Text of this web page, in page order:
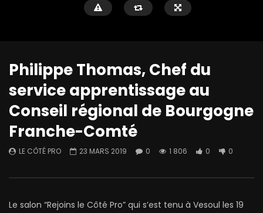
Philippe Thomas, Chef du
service apprentissage au
Conseil régional de Bourgogne
Franche-Comté
LE CÔTÉ PRO 23 MARS 2019 0 1 806 0 0
Le salon “Rejoins le Côté Pro” qui s’est tenu à Vesoul les 19